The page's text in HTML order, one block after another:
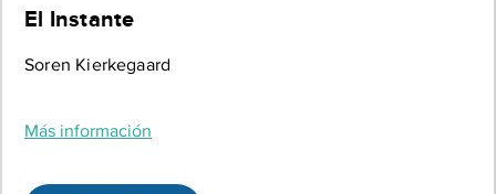
El Instante
Soren Kierkegaard
Más información